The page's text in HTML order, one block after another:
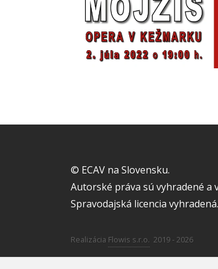
© ECAV na Slovensku.
Autorské práva sú vyhradené a
Spravodajská licencia vyhradená.
Realizácia Flowis s.r.o. 2019 - 2026